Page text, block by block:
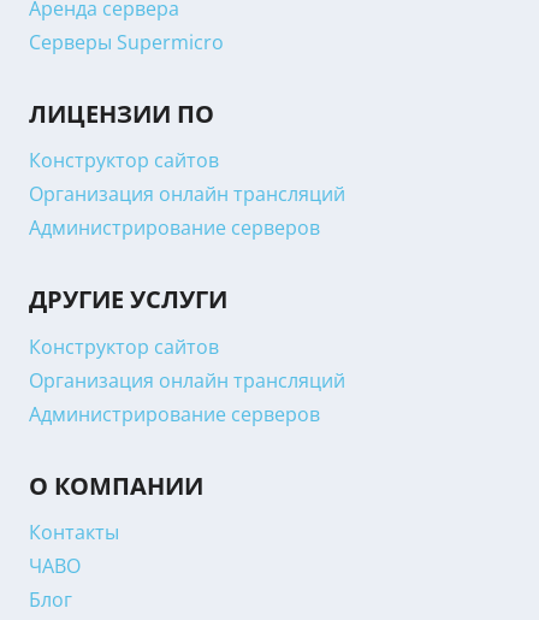
Аренда сервера
Серверы Supermicro
ЛИЦЕНЗИИ ПО
Конструктор сайтов
Организация онлайн трансляций
Администрирование серверов
ДРУГИЕ УСЛУГИ
Конструктор сайтов
Организация онлайн трансляций
Администрирование серверов
О КОМПАНИИ
Контакты
ЧАВО
Блог